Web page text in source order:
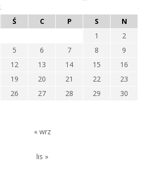
Ś C P S
N
1
2
5 6 7 8
9
12 13 14 15
16
19 20 21 22
23
26 27 28 29
30
« wrz
lis »